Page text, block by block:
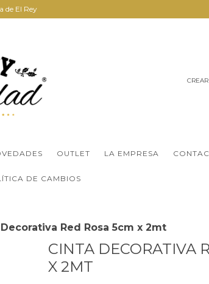
de El Rey
OUTLET LA EMPRESA
DE CAMBIOS
Red Rosa 5cm x 2mt
CINTA DECORATIVA
X 2MT